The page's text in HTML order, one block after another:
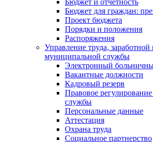
Бюджет и отчетность
Бюджет для граждан:
Проект бюджета
Порядки и положения
Распоряжения
Управление труда,
муниципальной службы
Электронный
Вакантные должности
Кадровый резерв
Правовое
службы
Персональные данные
Аттестация
Охрана труда
Социальное партнерство